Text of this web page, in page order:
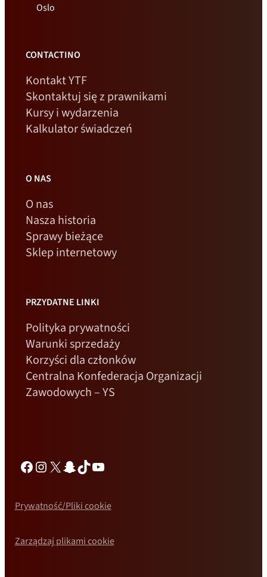
Oslo
CONTACTINO
Kontakt YTF
Skontaktuj się z prawnikami
Kursy i wydarzenia
Kalkulator świadczeń
O NAS
O nas
Nasza historia
Sprawy bieżące
Sklep internetowy
PRZYDATNE LINKI
Polityka prywatności
Warunki sprzedaży
Korzyści dla członków
Centralna Konfederacja Organizacji
Zawodowych – YS
Prywatność/Pliki cookie
Zarządzaj plikami cookie
Facebook
Instagram
X Snapchat
TikTokYouTube